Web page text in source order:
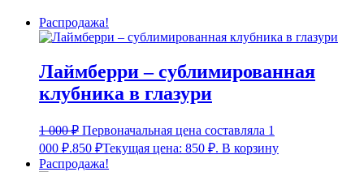
Распродажа!
Лаймберри – сублимированная
клубника в глазури
1 000₽ Первоначальная цена составляла 1
000 ₽.850 ₽Текущая цена: 850 ₽. В корзину
Распродажа!